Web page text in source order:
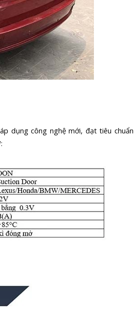
dụng công nghệ mới, đạt tiêu chuẩn